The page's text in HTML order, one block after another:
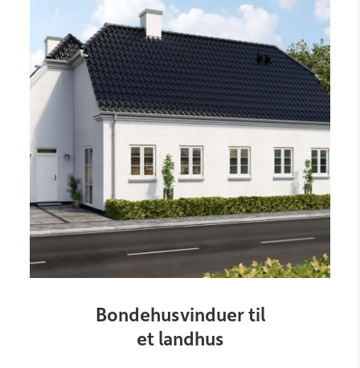
Link
Bondehusvinduer til
et landhus